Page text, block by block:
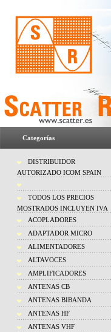
Categorías
DISTRIBUIDOR
AUTORIZADO ICOM SPAIN
TODOS LOS PRECIOS
MOSTRADOS INCLUYEN IVA
ACOPLADORES
ADAPTADOR MICRO
ALIMENTADORES
ALTAVOCES
AMPLIFICADORES
ANTENAS CB
ANTENAS BIBANDA
ANTENAS HF
ANTENAS VHF